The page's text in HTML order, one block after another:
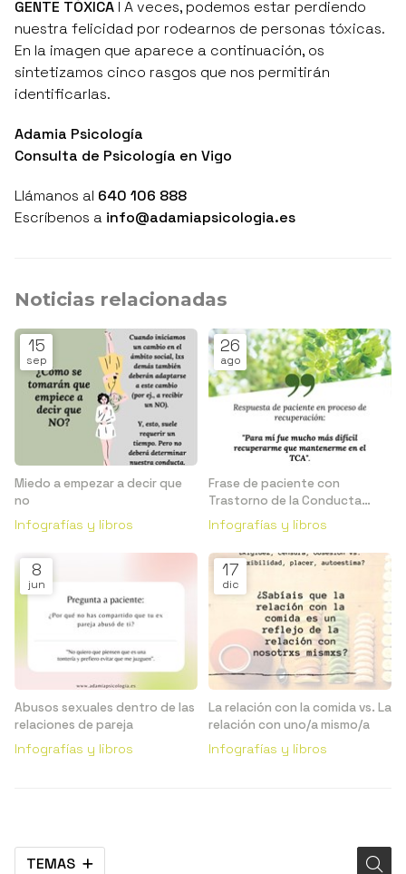
TEMAS
GENTE TÓXICA I A veces, podemos estar perdiendo
nuestra felicidad por rodearnos de personas tóxicas.
En la imagen que aparece a continuación, os
sintetizamos cinco rasgos que nos permitirán
identificarlas.
Adamia Psicología
Consulta de Psicología en Vigo
Llámanos al 640 106 888
Escríbenos a info@adamiapsicologia.es
Noticias relacionadas
15
sep
Miedo a empezar a decir que
no
Infografías y libros
26
ago
Frase de paciente con
Trastorno de la Conducta
Alimentaria (TCA)
Infografías y libros
8
jun
Abusos sexuales dentro de las
relaciones de pareja
Infografías y libros
17
dic
La relación con la comida vs. La
relación con uno/a mismo/a
Infografías y libros